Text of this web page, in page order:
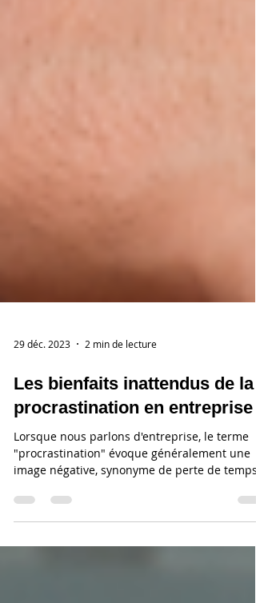
29 déc. 2023 2 min de lecture
Les bienfaits inattendus de la
procrastination en entreprise
Lorsque nous parlons d'entreprise, le terme
et de...